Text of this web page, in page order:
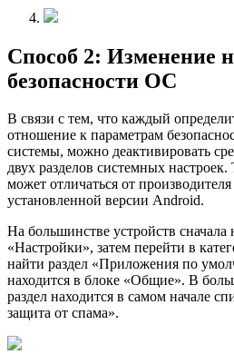
Способ 2: Изменение
безопасности ОС
В связи с тем, что каждый
отношение к параметрам
системы, можно деактивировать
двух разделов системных
может отличаться от
установленной версии Android.
На большинстве устройств
«Настройки», затем перейти в
найти раздел «Приложения по
находится в блоке «Общие». В
раздел находится в самом начале
защита от спама».